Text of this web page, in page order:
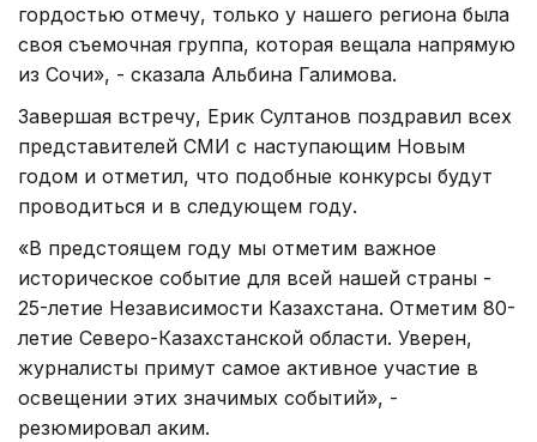
гордостью отмечу, только у нашего региона была
своя съемочная группа, которая вещала напрямую
из Сочи», - сказала Альбина Галимова.
Завершая встречу, Ерик Султанов поздравил всех
представителей СМИ с наступающим Новым
годом и отметил, что подобные конкурсы будут
проводиться и в следующем году.
«В предстоящем году мы отметим важное
историческое событие для всей нашей страны -
25-летие Независимости Казахстана. Отметим 80-
летие Северо-Казахстанской области. Уверен,
журналисты примут самое активное участие в
освещении этих значимых событий», -
резюмировал аким.